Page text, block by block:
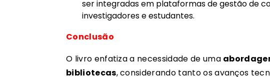
ser integradas em plataformas de gestão de
investigadores e estudantes.
Conclusão
O livro enfatiza a necessidade de uma
bibliotecas, considerando tanto os avanços